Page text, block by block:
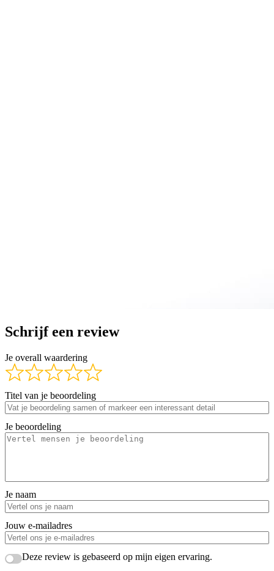
Schrijf een review
Je overall waardering
Titel van je beoordeling
Je beoordeling
Je naam
Jouw e-mailadres
Deze review is gebaseerd op mijn eigen ervaring.